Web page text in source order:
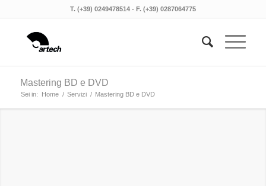
T. (+39) 0249478514 - F. (+39) 0287064775
Mastering BD e DVD
Sei in: Home / Servizi / Mastering BD e DVD